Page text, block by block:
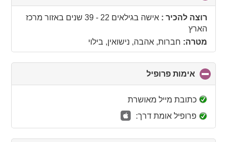
to
collapseרוצה להכיר :אישה בגילאים 22 - 39 שנים באזור מרכז
הארץ
מטרה: חברות, אהבה, נישואין, בילוי
אימות פרופיל
to
contents
כתובת מייל מאושרת
פרופיל אומת דרך: